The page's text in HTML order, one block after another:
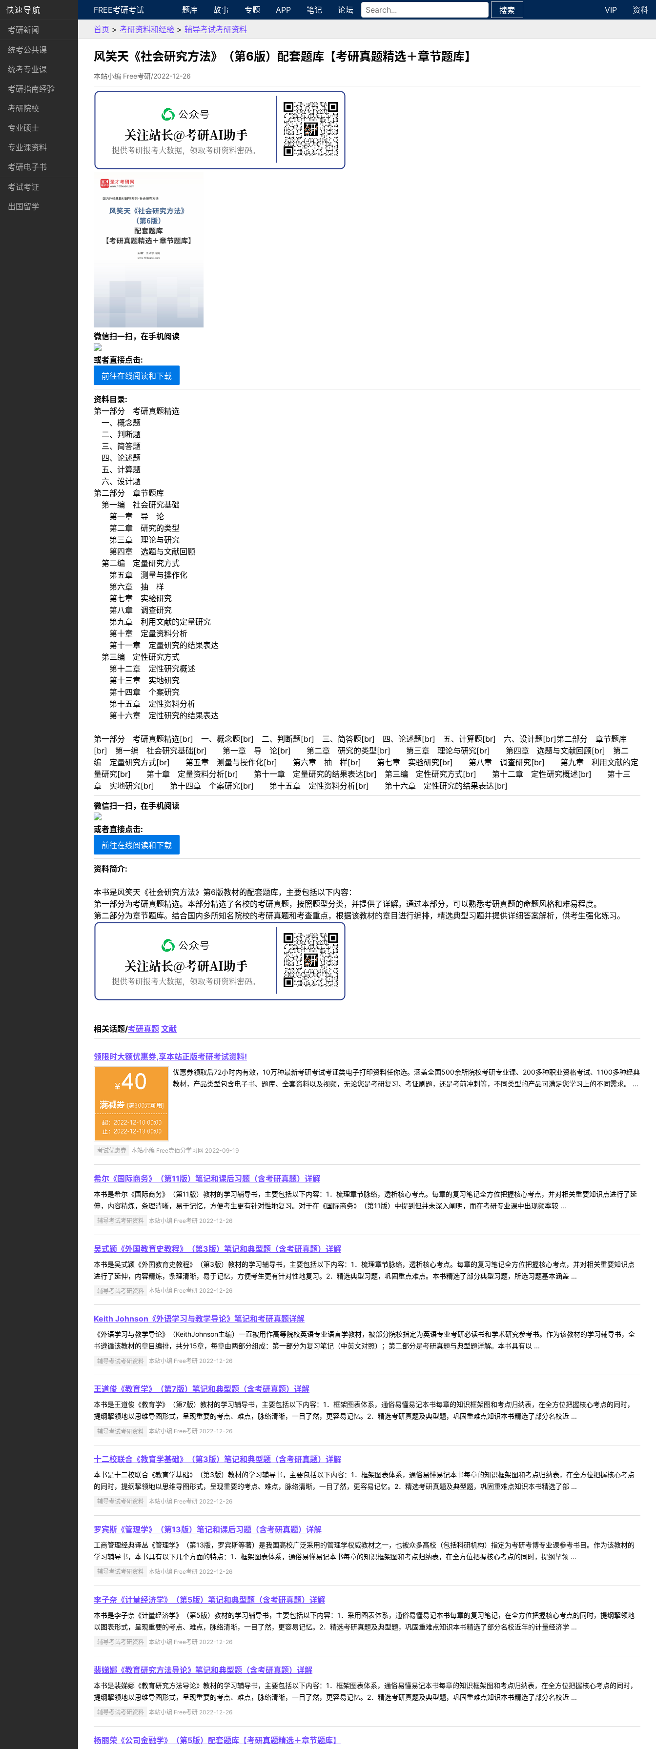
快速导航
考研新闻
统考公共课
统考专业课
考研指南经验
考研院校
专业硕士
专业课资料
考研电子书
考试考证
出国留学
FREE考研考试 题库 故事 专题 APP 笔记 论坛 搜索 VIP
资料
首页 > 考研资料和经验 > 辅导考试考研资料
风笑天《社会研究方法》（第6版）配套题库【考研真题精选＋章节题库】
本站小编 Free考研/2022-12-26
微信扫一扫，在手机阅读
或者直接点击:
前往在线阅读和下载
资料目录:
第一部分 考研真题精选
一、概念题
二、判断题
三、简答题
四、论述题
五、计算题
六、设计题
第二部分 章节题库
第一编 社会研究基础
第一章 导 论
第二章 研究的类型
第三章 理论与研究
第四章 选题与文献回顾
第二编 定量研究方式
第五章 测量与操作化
第六章 抽 样
第七章 实验研究
第八章 调查研究
第九章 利用文献的定量研究
第十章 定量资料分析
第十一章 定量研究的结果表达
第三编 定性研究方式
第十二章 定性研究概述
第十三章 实地研究
第十四章 个案研究
第十五章 定性资料分析
第十六章 定性研究的结果表达
第一部分 考研真题精选[br] 一、概念题[br] 二、判断题[br] 三、简答题[br] 四、论述题[br] 五、计算题[br] 六、设计题[br]第二部分 章节题库
[br] 第一编 社会研究基础[br] 第一章 导 论[br] 第二章 研究的类型[br] 第三章 理论与研究[br] 第四章 选题与文献回顾[br] 第二
编 定量研究方式[br] 第五章 测量与操作化[br] 第六章 抽 样[br] 第七章 实验研究[br] 第八章 调查研究[br] 第九章 利用文献的定
量研究[br] 第十章 定量资料分析[br] 第十一章 定量研究的结果表达[br] 第三编 定性研究方式[br] 第十二章 定性研究概述[br] 第十三
章 实地研究[br] 第十四章 个案研究[br] 第十五章 定性资料分析[br] 第十六章 定性研究的结果表达[br]
微信扫一扫，在手机阅读
或者直接点击:
前往在线阅读和下载
资料简介:
本书是风笑天《社会研究方法》第6版教材的配套题库，主要包括以下内容：
第一部分为考研真题精选。本部分精选了名校的考研真题，按照题型分类，并提供了详解。通过本部分，可以熟悉考研真题的命题风格和难易程度。
第二部分为章节题库。结合国内多所知名院校的考研真题和考查重点，根据该教材的章目进行编排，精选典型习题并提供详细答案解析，供考生强化练习。
相关话题/考研真题 文献
领限时大额优惠券,享本站正版考研考试资料!
优惠券领取后72小时内有效，10万种最新考研考试考证类电子打印资料任你选。涵盖全国500余所院校考研专业课、200多种职业资格考试、1100多种经典
教材，产品类型包含电子书、题库、全套资料以及视频，无论您是考研复习、考证刷题，还是考前冲刺等，不同类型的产品可满足您学习上的不同需求。 ...
考试优惠券 本站小编 Free壹佰分学习网 2022-09-19
希尔《国际商务》（第11版）笔记和课后习题（含考研真题）详解
本书是希尔《国际商务》（第11版）教材的学习辅导书，主要包括以下内容：1．梳理章节脉络，透析核心考点。每章的复习笔记全方位把握核心考点，并对相关重要知识点进行了延
伸，内容精炼，条理清晰，易于记忆，方便考生更有针对性地复习。对于在《国际商务》（第11版）中提到但并未深入阐明，而在考研专业课中出现频率较 ...
辅导考试考研资料 本站小编 Free考研 2022-12-26
吴式颖《外国教育史教程》（第3版）笔记和典型题（含考研真题）详解
本书是吴式颖《外国教育史教程》（第3版）教材的学习辅导书，主要包括以下内容：1．梳理章节脉络，透析核心考点。每章的复习笔记全方位把握核心考点，并对相关重要知识点
进行了延伸，内容精炼，条理清晰，易于记忆，方便考生更有针对性地复习。2．精选典型习题，巩固重点难点。本书精选了部分典型习题，所选习题基本涵盖 ...
辅导考试考研资料 本站小编 Free考研 2022-12-26
Keith Johnson《外语学习与教学导论》笔记和考研真题详解
《外语学习与教学导论》（KeithJohnson主编）一直被用作高等院校英语专业语言学教材，被部分院校指定为英语专业考研必读书和学术研究参考书。作为该教材的学习辅导书，全
书遵循该教材的章目编排，共分15章，每章由两部分组成：第一部分为复习笔记（中英文对照）；第二部分是考研真题与典型题详解。本书具有以 ...
辅导考试考研资料 本站小编 Free考研 2022-12-26
王道俊《教育学》（第7版）笔记和典型题（含考研真题）详解
本书是王道俊《教育学》（第7版）教材的学习辅导书，主要包括以下内容：1．框架图表体系，通俗易懂易记本书每章的知识框架图和考点归纳表，在全方位把握核心考点的同时，
提纲挈领地以思维导图形式，呈现重要的考点、难点，脉络清晰，一目了然，更容易记忆。2．精选考研真题及典型题，巩固重难点知识本书精选了部分名校近 ...
辅导考试考研资料 本站小编 Free考研 2022-12-26
十二校联合《教育学基础》（第3版）笔记和典型题（含考研真题）详解
本书是十二校联合《教育学基础》（第3版）教材的学习辅导书，主要包括以下内容：1．框架图表体系，通俗易懂易记本书每章的知识框架图和考点归纳表，在全方位把握核心考点
的同时，提纲挈领地以思维导图形式，呈现重要的考点、难点，脉络清晰，一目了然，更容易记忆。2．精选考研真题及典型题，巩固重难点知识本书精选了部 ...
辅导考试考研资料 本站小编 Free考研 2022-12-26
罗宾斯《管理学》（第13版）笔记和课后习题（含考研真题）详解
工商管理经典译丛《管理学》（第13版，罗宾斯等著）是我国高校广泛采用的管理学权威教材之一，也被众多高校（包括科研机构）指定为考研考博专业课参考书目。作为该教材的
学习辅导书，本书具有以下几个方面的特点：1．框架图表体系，通俗易懂易记本书每章的知识框架图和考点归纳表，在全方位把握核心考点的同时，提纲挈领 ...
辅导考试考研资料 本站小编 Free考研 2022-12-26
李子奈《计量经济学》（第5版）笔记和典型题（含考研真题）详解
本书是李子奈《计量经济学》（第5版）教材的学习辅导书，主要包括以下内容：1．采用图表体系，通俗易懂易记本书每章的复习笔记，在全方位把握核心考点的同时，提纲挈领地
以图表形式，呈现重要的考点、难点，脉络清晰，一目了然，更容易记忆。2．精选考研真题及典型题，巩固重难点知识本书精选了部分名校近年的计量经济学 ...
辅导考试考研资料 本站小编 Free考研 2022-12-26
裴娣娜《教育研究方法导论》笔记和典型题（含考研真题）详解
本书是裴娣娜《教育研究方法导论》教材的学习辅导书，主要包括以下内容：1．框架图表体系，通俗易懂易记本书每章的知识框架图和考点归纳表，在全方位把握核心考点的同时，
提纲挈领地以思维导图形式，呈现重要的考点、难点，脉络清晰，一目了然，更容易记忆。2．精选考研真题及典型题，巩固重难点知识本书精选了部分名校近 ...
辅导考试考研资料 本站小编 Free考研 2022-12-26
杨丽荣《公司金融学》（第5版）配套题库【考研真题精选＋章节题库】